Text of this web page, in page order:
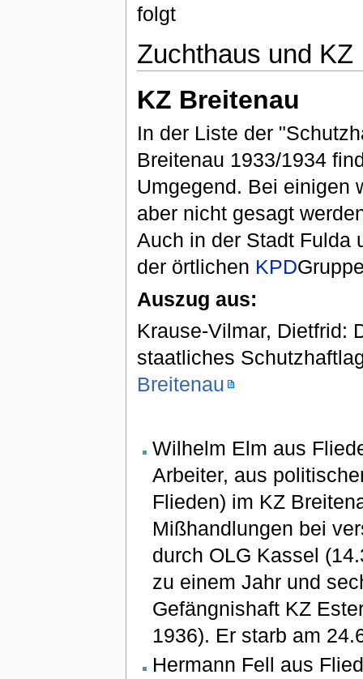
folgt
Zuchthaus und KZ
KZ Breitenau
In der Liste der
Breitenau 1933/1934
Umgegend. Bei einigen
aber nicht gesagt
Auch in der Stadt Fulda
der örtlichen KPD
Auszug aus:
Krause-Vilmar, Dietfrid:
staatliches
Breitenau
Wilhelm Elm aus
Arbeiter, aus
Flieden) im KZ
Mißhandlungen bei
durch OLG Kassel
zu einem Jahr und
Gefängnishaft KZ
1936). Er starb am
Hermann Fell aus